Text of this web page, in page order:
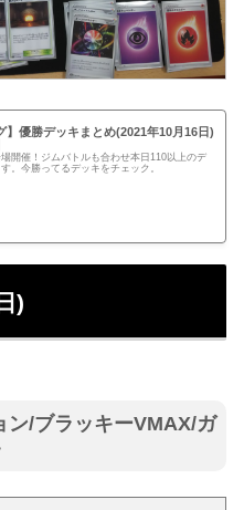
】優勝デッキまとめ(2021年10月16日)
開催！ジムバトルも合わせ本日110以上のデ
。今勝ってるデッキをチェック。
)
ン/ブラッキーVMAX/ガ